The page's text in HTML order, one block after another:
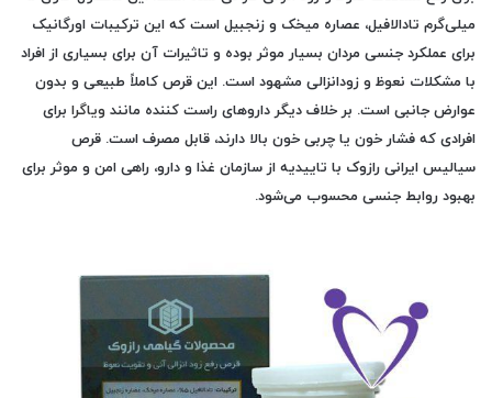
میلی‌گرم تادالافیل، عصاره میخک و زنجبیل است که این ترکیبات اورگانیک
برای عملکرد جنسی مردان بسیار موثر بوده و تاثیرات آن برای بسیاری از افراد
با مشکلات نعوظ و زودانزالی مشهود است. این قرص کاملاً طبیعی و بدون
عوارض جانبی است. بر خلاف دیگر داروهای راست کننده مانند ویاگرا برای
افرادی که فشار خون یا چربی خون بالا دارند، قابل مصرف است. قرص
سیالیس ایرانی رازوک با تاییدیه از سازمان غذا و دارو، راهی امن و موثر برای
بهبود روابط جنسی محسوب می‌شود.